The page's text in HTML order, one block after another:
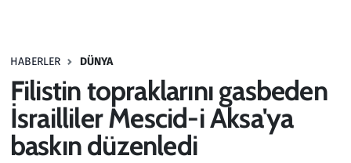
HABERLER DÜNYA
Filistin topraklarını gasbeden
İsrailliler Mescid-i Aksa'ya
baskın düzenledi
Haber
Kültür Sanat
Kurumsal Haberler